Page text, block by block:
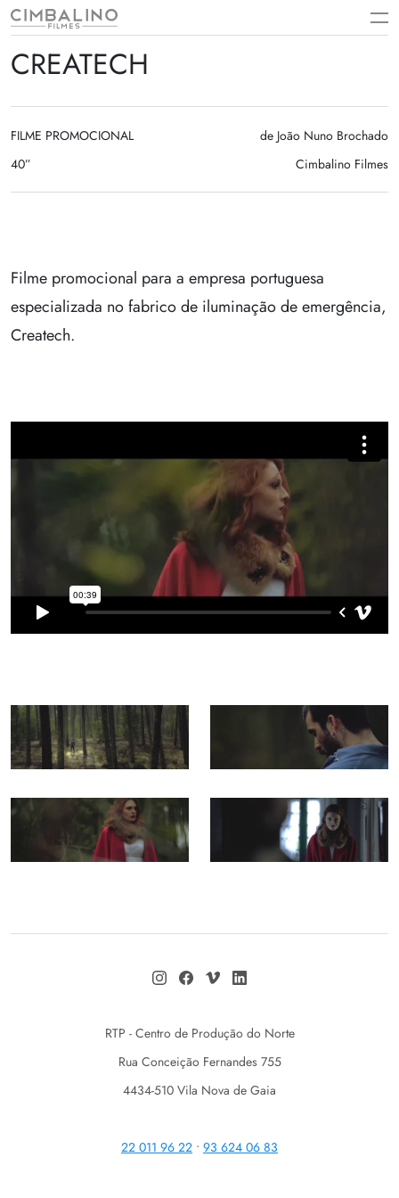
Skip
content
CREATECH
FILME PROMOCIONAL
40”
de João Nuno Brochado
Cimbalino Filmes
Filme promocional para a empresa portuguesa
especializada no fabrico de iluminação de emergência,
Createch.
RTP - Centro de Produção do Norte
Rua Conceição Fernandes 755
4434-510 Vila Nova de Gaia
22 011 96 22 • 93 624 06 83